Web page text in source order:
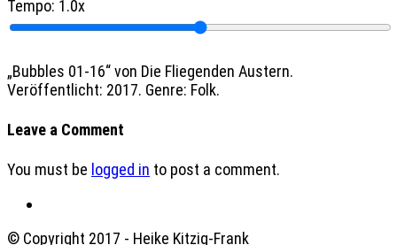
Tempo: 1.0x
„Bubbles 01-16“ von Die Fliegenden Austern.
Veröffentlicht: 2017. Genre: Folk.
Leave a Comment
You must be logged in to post a comment.
© Copyright 2017 - Heike Kitzig-Frank